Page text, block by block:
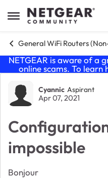
Open Side Menu
Skip to content
General WiFi Routers
NETGEAR is aware of a
online scams. To learn
Forum
Cyannic Aspirant
Apr 07, 2021
impossible
Bonjour